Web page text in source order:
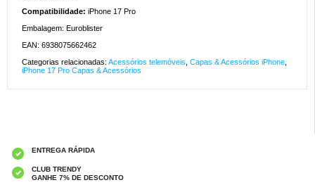
Compatibilidade: iPhone 17 Pro
Embalagem: Euroblister
EAN: 6938075662462
Categorias relacionadas: Acessórios telemóveis Capas & Acessórios iPhone
iPhone 17 Pro Capas & Acessórios
ENTREGA RÁPIDA
CLUB TRENDY
GANHE 7% DE DESCONTO